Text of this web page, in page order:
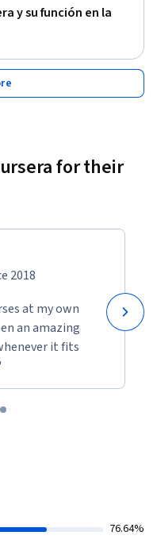
y su función en la
for their
2018
at my own
an amazing
it fits
76.64%